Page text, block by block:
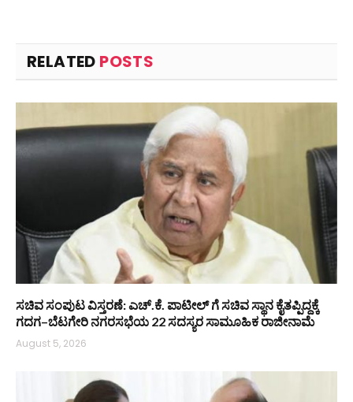
RELATED POSTS
ಸಚಿವ ಸಂಪುಟ ವಿಸ್ತರಣೆ: ಎಚ್.ಕೆ. ಪಾಟೀಲ್ ಗೆ ಸಚಿವ ಸ್ಥಾನ ಕೈತಪ್ಪಿದ್ದಕ್ಕೆ
ಗದಗ–ಬೆಟಗೇರಿ ನಗರಸಭೆಯ 22 ಸದಸ್ಯರ ಸಾಮೂಹಿಕ ರಾಜೀನಾಮೆ
August 5, 2026